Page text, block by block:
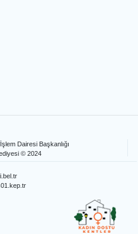
Dairesi Başkanlığı
© 2024